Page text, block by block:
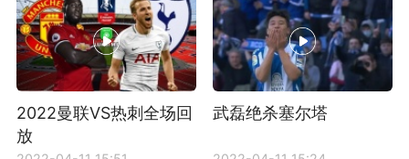
2022曼联VS热刺全场回
放
武磊绝杀塞尔塔